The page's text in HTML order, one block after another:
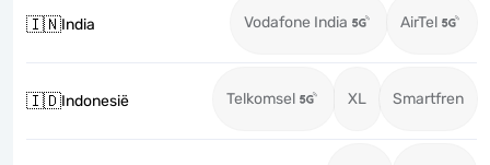
🇮🇳India Vodafone India AirTel
🇮🇩Indonesië Telkomsel XL Smartfren